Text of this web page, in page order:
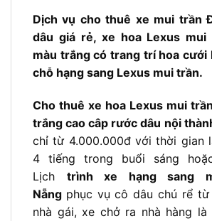
Dịch vụ cho thuê xe mui trần
dâu giá rẻ, xe hoa Lexus mui
màu trắng có trang trí hoa
chỗ hạng sang Lexus mui trần.
Cho thuê xe hoa Lexus mui
trắng cao câp rước dâu nội
chỉ từ 4.000.000đ với thời gian
4 tiếng trong buổi sáng
Lịch trình xe hạng sang
Nẵng phục vụ cô dâu chú rể từ
nhà gái, xe chở ra nhà hàng